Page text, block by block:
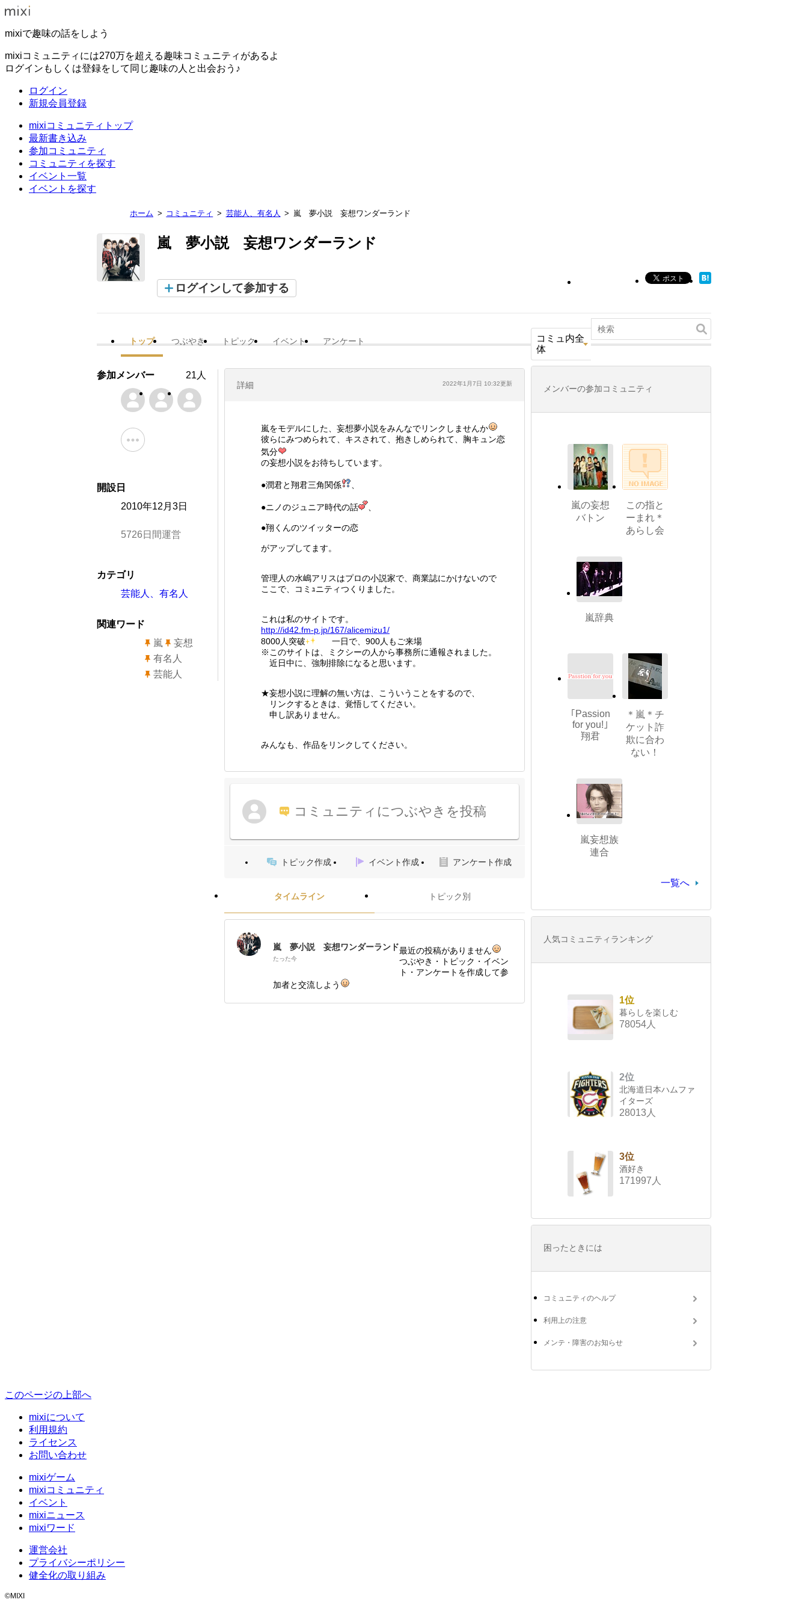
mixiで趣味の話をしよう
mixiコミュニティには270万を超える趣味コミュニティがあるよ
ログインもしくは登録をして同じ趣味の人と出会おう♪
ログイン
新規会員登録
mixiコミュニティトップ
最新書き込み
参加コミュニティ
コミュニティを探す
イベント一覧
イベントを探す
ホーム コミュニティ 芸能人、有名人 嵐 夢小説 妄想ワンダーランド
嵐 夢小説 妄想ワンダーランド
ログインして参加する
トップ つぶやき トピック イベント アンケート
コミュ内全
体
詳細 2022年1月7日 10:32更新
嵐をモデルにした、妄想夢小説をみんなでリンクしませんか
彼らにみつめられて、キスされて、抱きしめられて、胸キュン恋
気分
の妄想小説をお待ちしています。
●潤君と翔君三角関係
●ニノのジュニア時代の話
●翔くんのツイッターの恋
がアップしてます。
管理人の水嶋アリスはプロの小説家で、商業誌にかけないので
ここで、コミｭニティつくりました。
これは私のサイトです。
http://id42.fm-p.jp/167/alicemizu1/
8000人突破
一日で、900人もご来場
※このサイトは、ミクシーの人から事務所に通報されました。
近日中に、強制排除になると思います。
★妄想小説に理解の無い方は、こういうことをするので、
リンクするときは、覚悟してください。
申し訳ありません。
みんなも、作品をリンクしてください。
コミュニティにつぶやきを投稿
トピック作成 イベント作成 アンケート作成
タイムライン トピック別
嵐 夢小説 妄想ワンダーランド
たった今
最近の投稿がありません
つぶやき・トピック・イベン
ト・アンケートを作成して参
加者と交流しよう
参加メンバー 21人
開設日
2010年12月3日
5726日間運営
カテゴリ
芸能人、有名人
関連ワード
嵐
妄想
有名人
芸能人
メンバーの参加コミュニティ
嵐の妄想
バトン
この指と
ーまれ＊
あらし会
嵐辞典
｢Passion
for you!｣
翔君
＊嵐＊チ
ケット詐
欺に合わ
ない！
嵐妄想族
連合
一覧へ
人気コミュニティランキング
1位
暮らしを楽しむ
78054人
2位
北海道日本ハムファ
イターズ
28013人
3位
酒好き
171997人
困ったときには
コミュニティのヘルプ
利用上の注意
メンテ・障害のお知らせ
このページの上部へ
mixiについて
利用規約
ライセンス
お問い合わせ
mixiゲーム
mixiコミュニティ
イベント
mixiニュース
mixiワード
運営会社
プライバシーポリシー
健全化の取り組み
©MIXI